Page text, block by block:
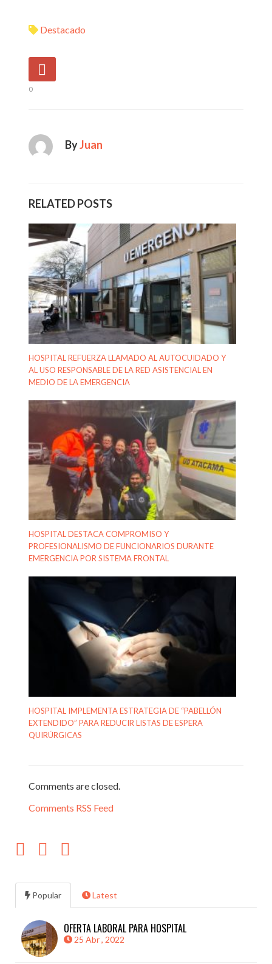
Destacado
0
ByJuan
RELATED POSTS
HOSPITAL REFUERZA LLAMADO AL AUTOCUIDADO Y
AL USO RESPONSABLE DE LA RED ASISTENCIAL EN
MEDIO DE LA EMERGENCIA
HOSPITAL DESTACA COMPROMISO Y
PROFESIONALISMO DE FUNCIONARIOS DURANTE
EMERGENCIA POR SISTEMA FRONTAL
HOSPITAL IMPLEMENTA ESTRATEGIA DE “PABELLÓN
EXTENDIDO” PARA REDUCIR LISTAS DE ESPERA
QUIRÚRGICAS
Comments are closed.
Comments RSS Feed
Popular Latest
OFERTA LABORAL PARA HOSPITAL
25 Abr , 2022